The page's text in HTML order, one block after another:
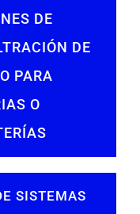
DE
DE
PARA
O
SISTEMAS